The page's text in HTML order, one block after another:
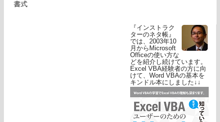
書式
『インストラク
ターのネタ帳』
では、2003年10
月からMicrosoft
Officeの使い方な
どを紹介し続けています。
Excel VBA経験者の方に向
けて、Word VBAの基本を
キンドル本にしました↓↓